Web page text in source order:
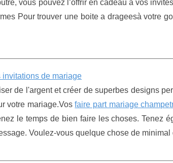
vous pouvez l’offrir en cadeau à vos
Pour trouver une boite a drageesà votre
invitations de mariage
de l'argent et créer de superbes designs
votre mariage.Vosfaire part mariage
le temps de bien faire les choses. Tenez
Voulez-vous quelque chose de